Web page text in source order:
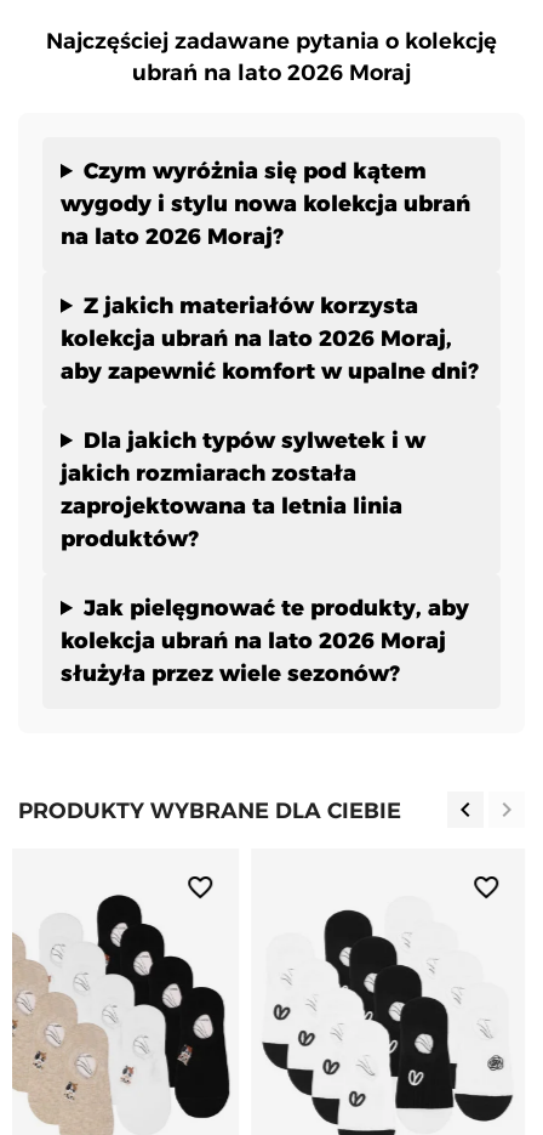
Najczęściej zadawane pytania o kolekcję
ubrań na lato 2026 Moraj
Czym wyróżnia się pod kątem
wygody i stylu nowa kolekcja ubrań
na lato 2026 Moraj?
Z jakich materiałów korzysta
kolekcja ubrań na lato 2026 Moraj,
aby zapewnić komfort w upalne dni?
Dla jakich typów sylwetek i w
jakich rozmiarach została
zaprojektowana ta letnia linia
produktów?
Jak pielęgnować te produkty, aby
kolekcja ubrań na lato 2026 Moraj
służyła przez wiele sezonów?
PRODUKTY WYBRANE DLA CIEBIE keyboard_arrow_left keyboard_arrow_right
favorite_border favorite_border